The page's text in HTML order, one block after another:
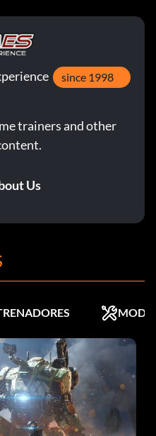
since 1998
trainers and other
Us
MODS